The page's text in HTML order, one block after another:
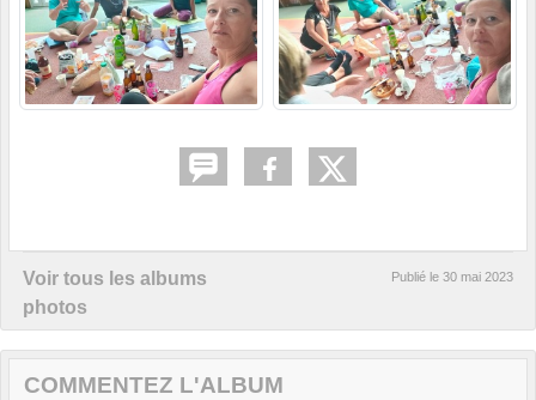
Voir tous les albums
photos
Publié le 30 mai 2023
COMMENTEZ L'ALBUM